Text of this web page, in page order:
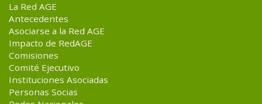
La Red AGE
Antecedentes
Asociarse a la Red AGE
Impacto de RedAGE
Comisiones
Comité Ejecutivo
Instituciones Asociadas
Personas Socias